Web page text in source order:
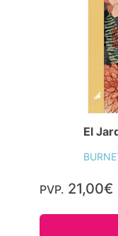
El
PVP. 21,00€